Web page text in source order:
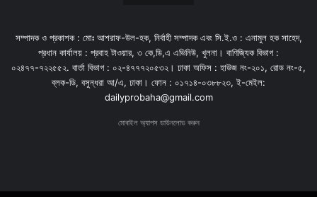
সম্পাদক ও প্রকাশক : মোঃ আশরাফ-উল-হক, নির্বাহী সম্পাদক এবং সি.ই.ও : এনামুল হক সাহেদ,
প্রধান কার্যালয় : প্রবাহ টাওয়ার, ৩ কে,ডি,এ এভিনিউ, খুলনা। বাণিজ্যিক বিভাগ :
০২৪৭৭-৭২২৫৫২. বার্তা বিভাগ : ০২-৪৭৭৭২০৫৩২। ঢাকা অফিস : হাউজ নং-২০১, রোড নং-৫,
ব্লক-ডি, বসুন্ধরা আ/এ, ঢাকা। ফোন : ০১৭১৪-০৩৮৮২৩, ই-মেইল:
dailyprobaha@gmail.com
মোবাইল অ্যাপস ডাউনলোড করুন